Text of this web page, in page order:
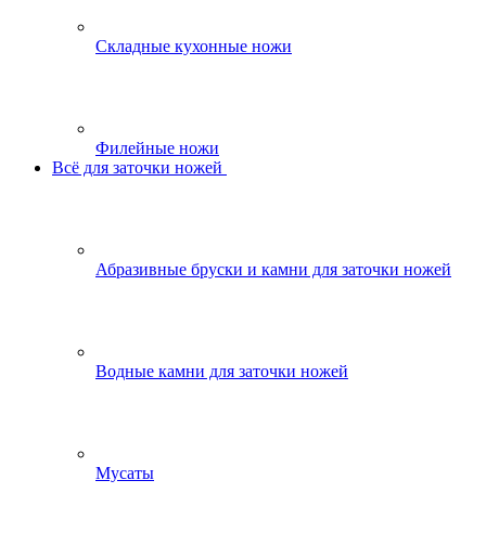
Складные кухонные ножи
Филейные ножи
Всё для заточки ножей
Абразивные бруски и камни для заточки ножей
Водные камни для заточки ножей
Мусаты